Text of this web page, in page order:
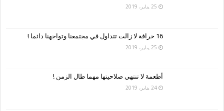
25 يناير، 2019
16 خرافة لا زالت تتداول في مجتمعنا وتواجهنا دائما !
25 يناير، 2019
أطعمة لا تنتهي صلاحيتها مهما طال الزمن !
24 يناير، 2019